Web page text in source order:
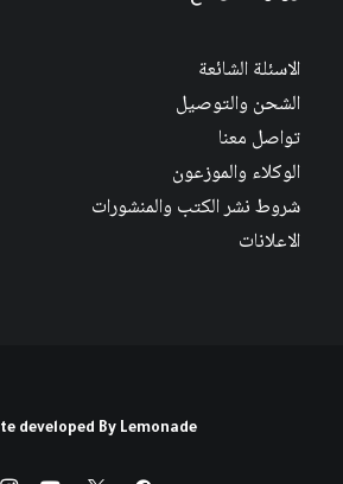
الاسئلة الشائعة
الشحن والتوصيل
تواصل معنا
الوكلاء والموزعون
شروط نشر الكتب والمنشورات
الاعلانات
developed By Lemonade